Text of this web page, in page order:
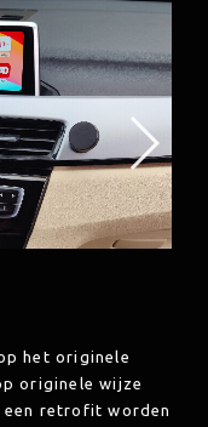
het originele
originele wijze
een retrofit worden